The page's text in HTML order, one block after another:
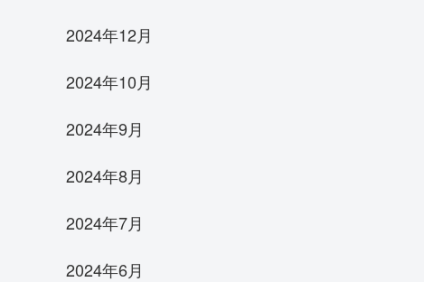
2024年12月
2024年10月
2024年9月
2024年8月
2024年7月
2024年6月